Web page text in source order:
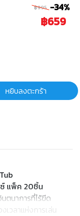
฿995 -34%
฿659
หยิบลงตะกร้า
ซ์ แพ็ค 20ชิ้น
ตนาการที่ไร้ขีด
เวลาแห่งการเล่น